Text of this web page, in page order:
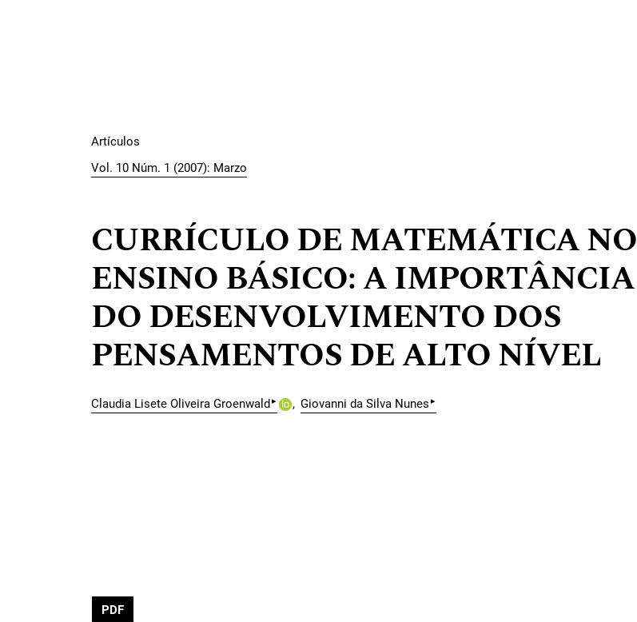
Artículos
Vol. 10 Núm. 1 (2007): Marzo
CURRÍCULO DE MATEMÁTICA NO
ENSINO BÁSICO: A IMPORTÂNCIA
DO DESENVOLVIMENTO DOS
PENSAMENTOS DE ALTO NÍVEL
Claudia Lisete Oliveira Groenwald ▸ Giovanni da Silva Nunes ▸
PDF